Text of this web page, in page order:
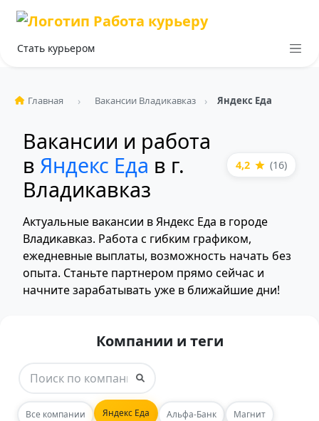
Стать курьером
Главная Вакансии Владикавказ Яндекс Еда
Вакансии и работа
в Яндекс Еда в г.
Владикавказ
4,2 (16)
Актуальные вакансии в Яндекс Еда в городе
Владикавказ. Работа с гибким графиком,
ежедневные выплаты, возможность начать без
опыта. Станьте партнером прямо сейчас и
начните зарабатывать уже в ближайшие дни!
Компании и теги
Все компании Яндекс Еда Альфа-Банк Магнит